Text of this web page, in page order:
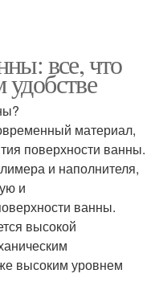
все, что
материал,
поверхности ванны.
и наполнителя,
и
ванны.
высокой
высоким уровнем